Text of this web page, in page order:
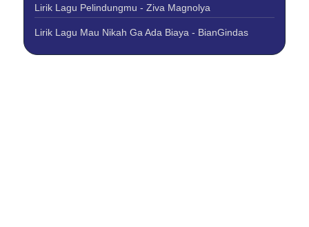
Lirik Lagu Pelindungmu - Ziva Magnolya
Lirik Lagu Mau Nikah Ga Ada Biaya - BianGindas